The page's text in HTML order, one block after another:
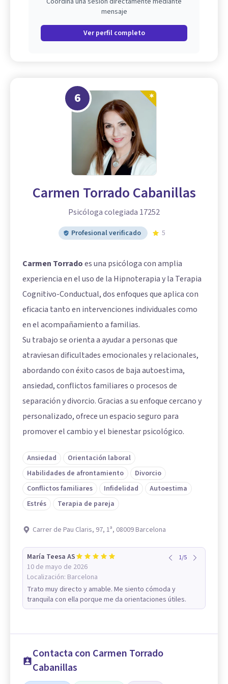
mensaje
Ver perfil completo
6
Carmen Torrado Cabanillas
Psicóloga colegiada 17252
Profesional verificado 5
Carmen Torradoes una psicóloga con amplia
experiencia en el uso de la Hipnoterapia y la Terapia
Cognitivo-Conductual, dos enfoques que aplica con
eficacia tanto en intervenciones individuales como
en el acompañamiento a familias.
Su trabajo se orienta a ayudar a personas que
atraviesan dificultades emocionales y relacionales,
abordando con éxito casos de baja autoestima,
ansiedad, conflictos familiares o procesos de
separación y divorcio. Gracias a su enfoque cercano y
personalizado, ofrece un espacio seguro para
promover el cambio y el bienestar psicológico.
Ansiedad
Orientación laboral
Habilidades de afrontamiento
Divorcio
Conflictos familiares
Infidelidad
Autoestima
Estrés
Terapia de pareja
Carrer de Pau Claris, 97, 1ª, 08009 Barcelona
María Teesa AS
10 de mayo de 2026
Localización: Barcelona
1/5
Trato muy directo y amable. Me siento cómoda y
tranquila con ella porque me da orientaciones útiles.
Contacta con Carmen Torrado
Cabanillas